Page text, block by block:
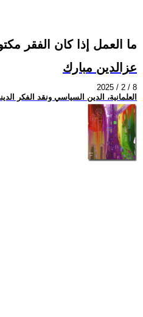
ما العمل إذا كان الفقر
عزالدين مبارك
2025 / 2 / 8
العلمانية، الدين السياسي ونقد الفكر